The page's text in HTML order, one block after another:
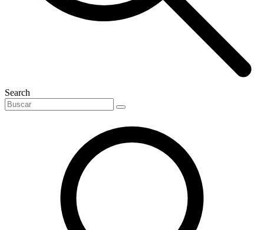
Search